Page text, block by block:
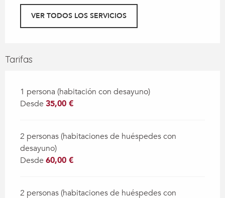
VER TODOS LOS SERVICIOS
Tarifas
1 persona (habitación con desayuno)
Desde 35,00 €
2 personas (habitaciones de huéspedes con
desayuno)
Desde 60,00 €
2 personas (habitaciones de huéspedes con